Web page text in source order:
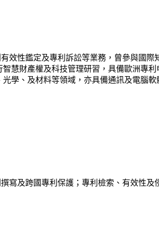
效性鑑定及專利訴訟等業務，曾參與國
慧財產權及科技管理研習，具備歐洲專
學、及材料等領域，亦具備通訊及電腦軟
寫及跨國專利保護；專利檢索、有效性及